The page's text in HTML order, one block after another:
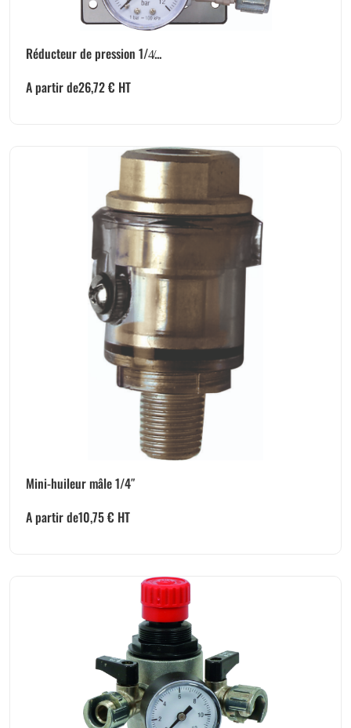
Réducteur de pression 1/4̸...
A partir de26,72€ HT
Mini-huileur mâle 1/4″
A partir de10,75€ HT